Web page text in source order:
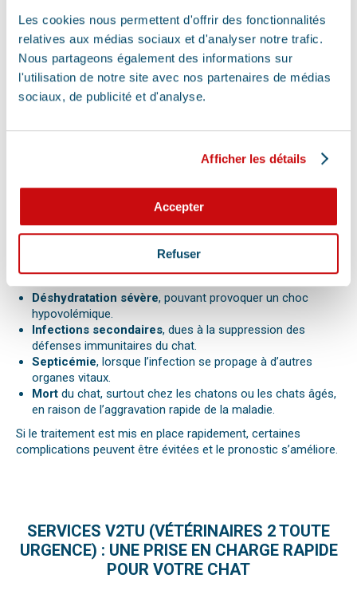
Les cookies nous permettent d'offrir des fonctionnalités
relatives aux médias sociaux et d'analyser notre trafic.
Nous partageons également des informations sur
l'utilisation de notre site avec nos partenaires de médias
sociaux, de publicité et d'analyse.
Afficher les détails
Accepter
Refuser
corporelles et améliorer l’état général du chat.
Le traitement nécessite souvent une hospitalisation, surtout
pour les chatons et les cas graves, afin de surveiller l’état du
chat 24/7 et lui fournir les soins nécessaires.
COMPLICATIONS POSSIBLES : QUELS SONT
TRAITÉE ?
pas traitée de manière adéquate, elle peut entraîner plusieurs
complications :
Déshydratation sévère, pouvant provoquer un choc
hypovolémique.
Infections secondaires, dues à la suppression des
défenses immunitaires du chat.
Septicémie, lorsque l’infection se propage à d’autres
organes vitaux.
Mort du chat, surtout chez les chatons ou les chats âgés,
en raison de l’aggravation rapide de la maladie.
Si le traitement est mis en place rapidement, certaines
complications peuvent être évitées et le pronostic s’améliore.
SERVICES V2TU (VÉTÉRINAIRES 2 TOUTE
URGENCE) : UNE PRISE EN CHARGE RAPIDE
POUR VOTRE CHAT